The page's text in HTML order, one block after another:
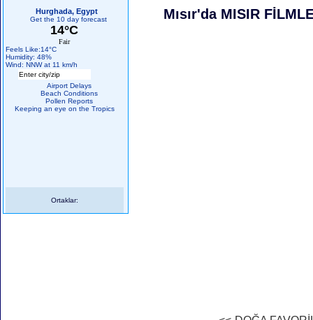
Hurghada, Egypt
Get the 10 day forecast
14°C
Fair
Feels Like:14°C
Humidity: 48%
Wind: NNW at 11 km/h
Airport Delays
Beach Conditions
Pollen Reports
Keeping an eye on the Tropics
Ortaklar:
Mısır'da MISIR